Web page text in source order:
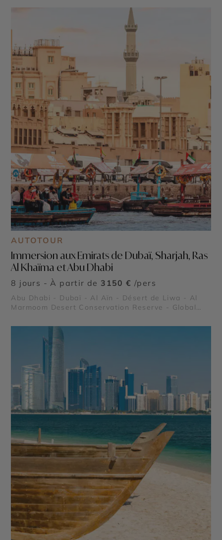
Arab - Madinat Jumeirah - Dubai Creek & Abra ride
- Al Fahidi Historical District - Dubai Miracle
Garden - The Frame - Palm Jumeirah - Dubaï Mall &
Nature Reserve - Mleiha Archaeological Centre -
Jebel Jais - Sir Bani Yas Island - Qasr Al Watan -
Qasr Al Hosn - Mosquée Sheikh Zayed - Masdar
City - Mangrove National Park - Forts de Al Aïn -
Emirates Palace Mandarin Oriental - Al Ain Oasis -
Saadiyat Island
AUTOTOUR
Immersion aux Emirats de Dubaï, Sharjah, Ras
Al Khaïma et Abu Dhabi
8 jours - À partir de 3150 € /pers
Abu Dhabi - Dubaï - Al Aïn - Désert de Liwa - Al
Marmoom Desert Conservation Reserve - Global
Burj Al Arab - Madinat Jumeirah - Dubai Creek &
Abra ride - Al Fahidi Historical District - Dubai
Miracle Garden - The Frame - Palm Jumeirah -
Snoopy Island - Al Zorah Nature Reserve - Wadi
Wurayah - Mleiha Archaeological Centre - Jebel
Jais - Sir Bani Yas Island - Qasr Al Watan - Qasr Al
Hosn - Mosquée Sheikh Zayed - Masdar City -
Mangrove National Park - Forts de Al Aïn -
Emirates Palace Mandarin Oriental - Al Ain Oasis -